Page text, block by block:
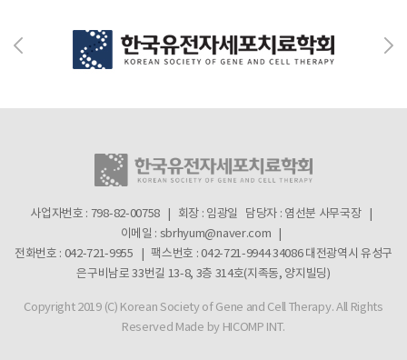
사업자번호 : 798-82-00758 | 회장 : 임광일 담당자 : 염선분 사무국장 |
이메일 : sbrhyum@naver.com |
전화번호 : 042-721-9955 | 팩스번호 : 042-721-994434086 대전광역시 유성구
은구비남로 33번길 13-8, 3층 314호(지족동, 양지빌딩)
Copyright 2019 (C) Korean Society of Gene and Cell Therapy. All Rights
Reserved Made by HICOMP INT.